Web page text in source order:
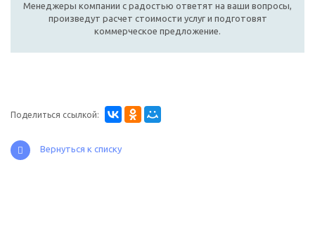
Менеджеры компании с радостью ответят на ваши вопросы,
произведут расчет стоимости услуг и подготовят
коммерческое предложение.
Поделиться ссылкой:
Вернуться к списку